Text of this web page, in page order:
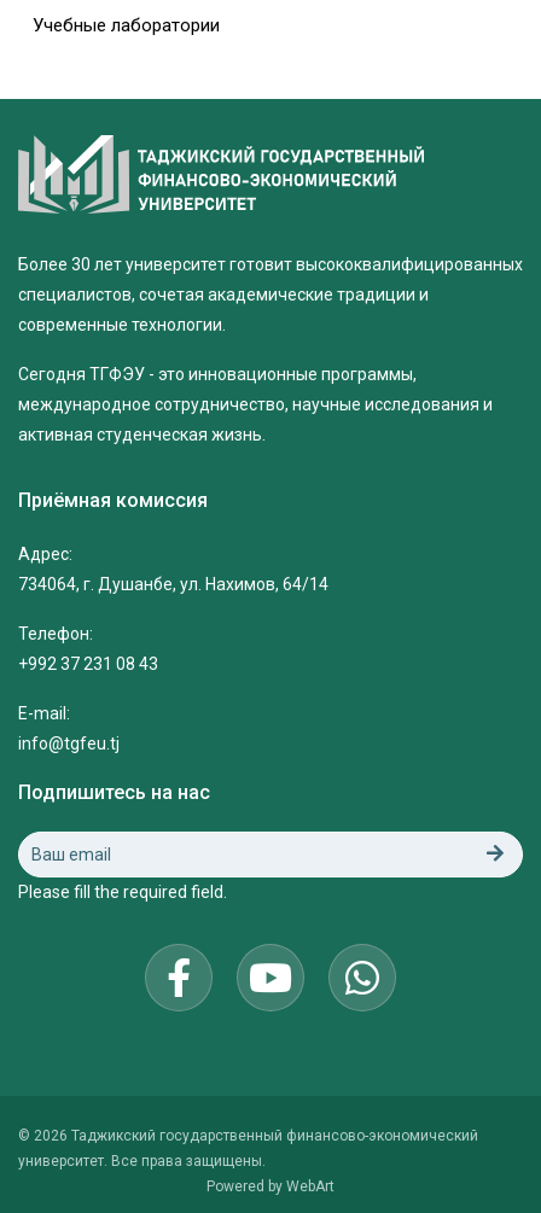
Учебные лаборатории
Более 30 лет университет готовит высококвалифицированных
специалистов, сочетая академические традиции и
современные технологии.
Сегодня ТГФЭУ - это инновационные программы,
международное сотрудничество, научные исследования и
активная студенческая жизнь.
Приёмная комиссия
Адрес:
734064, г. Душанбе, ул. Нахимов, 64/14
Телефон:
+992 37 231 08 43
E-mail:
info@tgfeu.tj
Подпишитесь на нас
Please fill the required field.
© 2026 Таджикский государственный финансово-экономический
университет. Все права защищены.
Powered by WebArt